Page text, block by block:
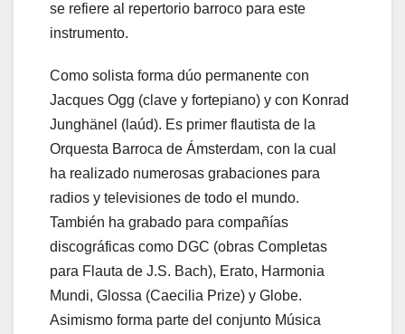
se refiere al repertorio barroco para este
instrumento.
Como solista forma dúo permanente con
Jacques Ogg (clave y fortepiano) y con Konrad
Junghänel (laúd). Es primer flautista de la
Orquesta Barroca de Ámsterdam, con la cual
ha realizado numerosas grabaciones para
radios y televisiones de todo el mundo.
También ha grabado para compañías
discográficas como DGC (obras Completas
para Flauta de J.S. Bach), Erato, Harmonia
Mundi, Glossa (Caecilia Prize) y Globe.
Asimismo forma parte del conjunto Música